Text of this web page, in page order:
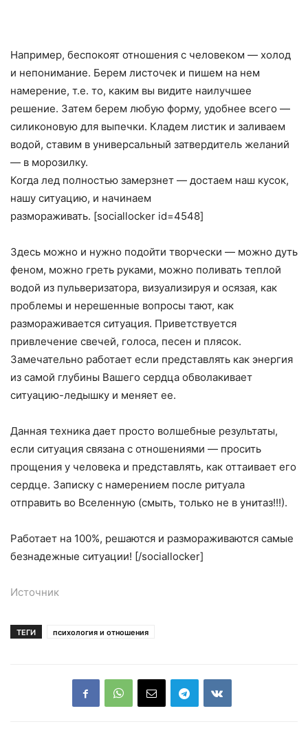
Например, беспокоят отношения с человеком — холод
и непонимание. Берем листочек и пишем на нем
намерение, т.е. то, каким вы видите наилучшее
решение. Затем берем любую форму, удобнее всего —
силиконовую для выпечки. Кладем листик и заливаем
водой, ставим в универсальный затвердитель желаний
— в морозилку.
Когда лед полностью замерзнет — достаем наш кусок,
нашу ситуацию, и начинаем
размораживать. [sociallocker id=4548]
Здесь можно и нужно подойти творчески — можно дуть
феном, можно греть руками, можно поливать теплой
водой из пульверизатора, визуализируя и осязая, как
проблемы и нерешенные вопросы тают, как
размораживается ситуация. Приветствуется
привлечение свечей, голоса, песен и плясок.
Замечательно работает если представлять как энергия
из самой глубины Вашего сердца обволакивает
ситуацию-ледышку и меняет ее.
Данная техника дает просто волшебные результаты,
если ситуация связана с отношениями — просить
прощения у человека и представлять, как оттаивает его
сердце. Записку с намерением после ритуала
отправить во Вселенную (смыть, только не в унитаз!!!).
Работает на 100%, решаются и размораживаются самые
безнадежные ситуации! [/sociallocker]
Источник
ТЕГИ психология и отношения